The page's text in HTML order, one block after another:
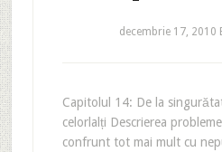
decembrie 17, 2010
Capitolul 14: De la
celorlalți Descrierea
confrunt tot mai mult cu